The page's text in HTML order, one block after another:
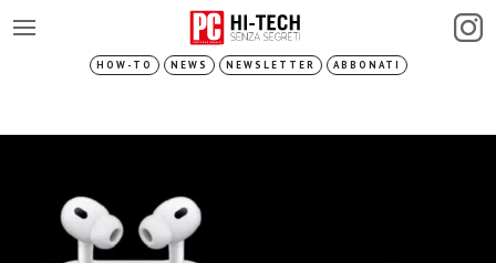
HOW-TO NEWS NEWSLETTER ABBONATI